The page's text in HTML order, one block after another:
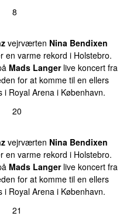
8
vejrværten Nina Bendixen
varme rekord i Holstebro.
Mads Langerlive koncert fra
for at komme til en ellers
i Royal Arena i København.
20
vejrværten Nina Bendixen
varme rekord i Holstebro.
Mads Langerlive koncert fra
for at komme til en ellers
i Royal Arena i København.
21